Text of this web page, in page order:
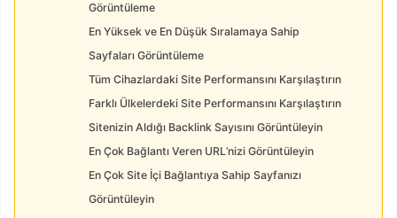
Görüntüleme
En Yüksek ve En Düşük Sıralamaya Sahip
Sayfaları Görüntüleme
Tüm Cihazlardaki Site Performansını Karşılaştırın
Farklı Ülkelerdeki Site Performansını Karşılaştırın
Sitenizin Aldığı Backlink Sayısını Görüntüleyin
En Çok Bağlantı Veren URL’nizi Görüntüleyin
En Çok Site İçi Bağlantıya Sahip Sayfanızı
Görüntüleyin